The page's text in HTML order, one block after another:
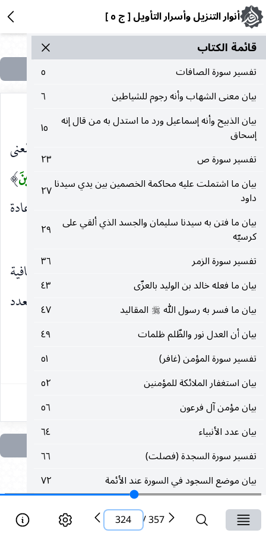
أنوار التنزيل وأسرار التأويل [ ج ٥ ]
قائمة الکتاب
تفسير سورة الصافات
٥
بيان معنى الشهاب وأنه رجوم للشياطين
٦
بيان الذبيح وأنه إسماعيل ورد ما استدل به من قال إنه
إسحاق
١٥
تفسير سورة ص
٢٣
بيان ما اشتملت عليه محاكمة الخصمين بين يدي سيدنا
داود
٢٧
بيان ما فتن به سيدنا سليمان والجسد الذي ألقي على
كرسيّه
٢٩
تفسير سورة الزمر
٣٦
بيان ما فعله خالد بن الوليد بالعزّى
٤٣
بيان ما فسر به رسول الله صلى‌الله‌عليه‌وسلم المقاليد
٤٧
بيان أن العدل نور والظّلم ظلمات
٤٩
تفسير سورة المؤمن (غافر)
٥١
بيان استغفار الملائكة للمؤمنين
٥٢
بيان مؤمن آل فرعون
٥٦
بيان عدد الأنبياء
٦٤
تفسير سورة السجدة (فصلت)
٦٦
بيان موضع السجود في السورة عند الأئمة
٧٢
تفسير سورة حم عسق (الشورى)
أَلَيْسَ اللهُ بِأَحْكَمِ الْحاكِمِينَ
تحقيق لما سبق. والمعنى
أليس الذي فعل ذلك من الخلق والرد( بِأَحْكَمِ الْحاكِمِينَ)
صنعا وتدبيرا ومن كان كذلك كان قادرا على الإعادة
والجزاء على ما مر مرارا.
عن النبي صلى‌الله‌عليه‌وسلم
«من قرأ سورة والتين أعطاه الله العافية
واليقين ما دام حيا ، فإذا مات أعطاه الله من الأجر بعدد
من قرأ هذه السورة».
357
/
324